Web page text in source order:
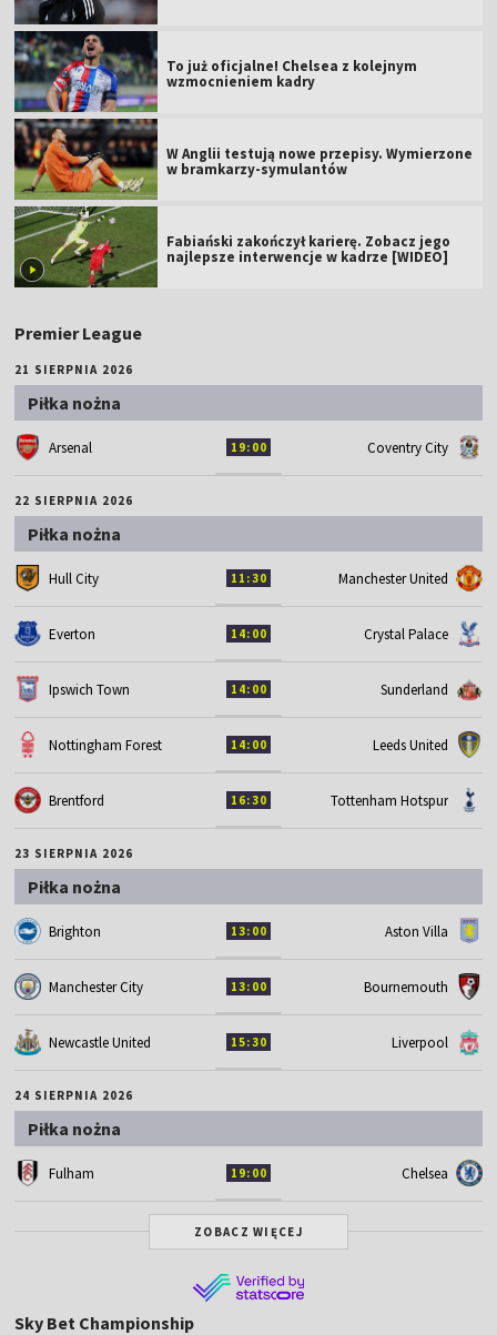
To już oficjalne! Chelsea z kolejnym
wzmocnieniem kadry
W Anglii testują nowe przepisy. Wymierzone
w bramkarzy-symulantów
Fabiański zakończył karierę. Zobacz jego
najlepsze interwencje w kadrze [WIDEO]
Premier League
21 SIERPNIA 2026
Piłka nożna
Arsenal 19:00 Coventry City
22 SIERPNIA 2026
Piłka nożna
Hull City 11:30 Manchester United
Everton 14:00 Crystal Palace
Ipswich Town 14:00 Sunderland
Nottingham Forest 14:00 Leeds United
Brentford 16:30 Tottenham Hotspur
23 SIERPNIA 2026
Piłka nożna
Brighton 13:00 Aston Villa
Manchester City 13:00 Bournemouth
Newcastle United 15:30 Liverpool
24 SIERPNIA 2026
Piłka nożna
Fulham 19:00 Chelsea
ZOBACZ WIĘCEJ
Sky Bet Championship